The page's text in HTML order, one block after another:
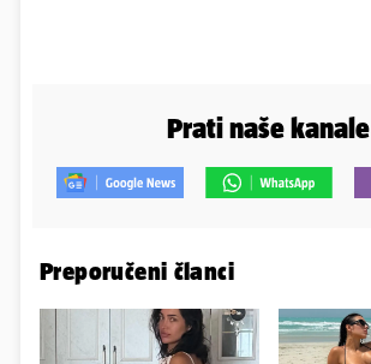
Prati naše kanale
Preporučeni članci